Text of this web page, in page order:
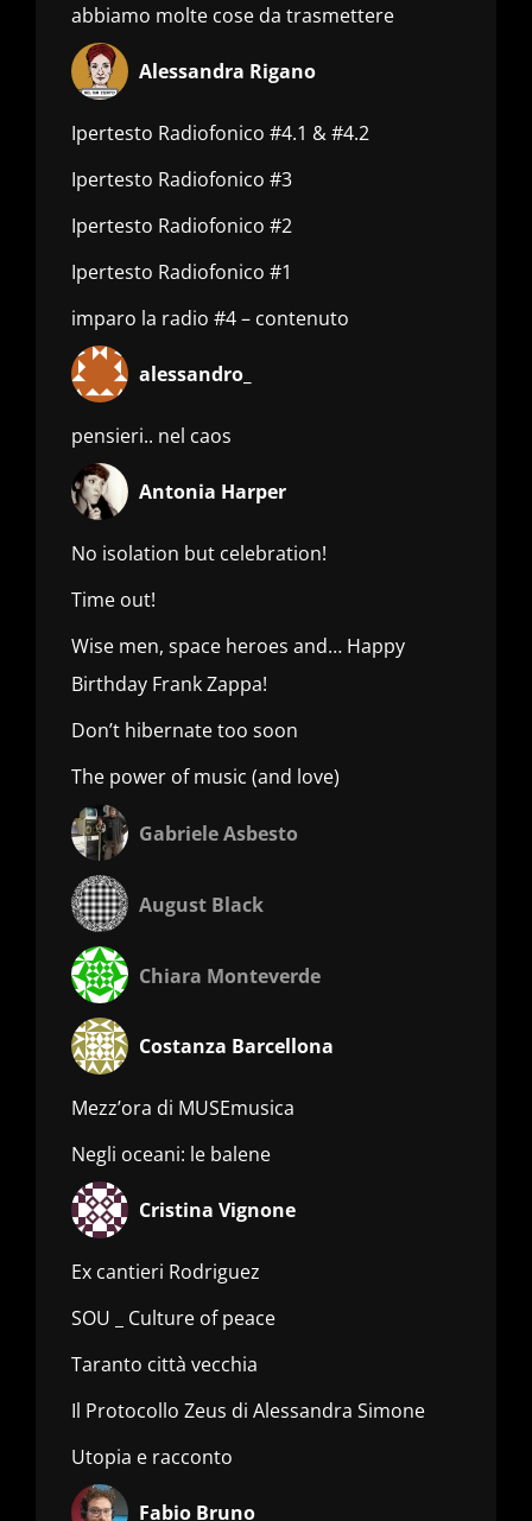
abbiamo molte cose da trasmettere
Alessandra Rigano
Ipertesto Radiofonico #4.1 & #4.2
Ipertesto Radiofonico #3
Ipertesto Radiofonico #2
Ipertesto Radiofonico #1
imparo la radio #4 – contenuto
alessandro_
pensieri.. nel caos
Antonia Harper
No isolation but celebration!
Time out!
Wise men, space heroes and… Happy
Birthday Frank Zappa!
Don’t hibernate too soon
The power of music (and love)
Gabriele Asbesto
August Black
Chiara Monteverde
Costanza Barcellona
Mezz’ora di MUSEmusica
Negli oceani: le balene
Cristina Vignone
Ex cantieri Rodriguez
SOU _ Culture of peace
Taranto città vecchia
Il Protocollo Zeus di Alessandra Simone
Utopia e racconto
Fabio Bruno